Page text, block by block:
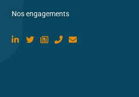
Nos engagements